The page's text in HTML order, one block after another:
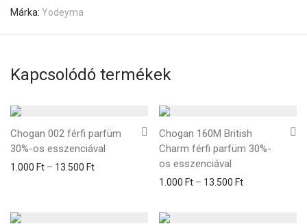
Márka: Yodeyma
Kapcsolódó termékek
Chogan 002 férfi parfüm
30%-os esszenciával
1.000 Ft – 13.500 Ft
Chogan 160M British
Charm férfi parfüm 30%-
os esszenciával
1.000 Ft – 13.500 Ft